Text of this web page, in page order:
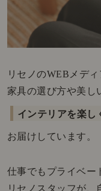
リセノのWEBメディ
家具の選び方や美し
インテリアを楽し
お届けしています。
仕事でもプライベー
リセノスタッフが